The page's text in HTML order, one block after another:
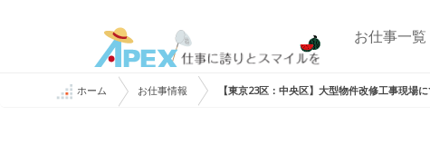
お仕事一覧
ホーム お仕事情報 【東京23区：中央区】大型物件改修工事現場